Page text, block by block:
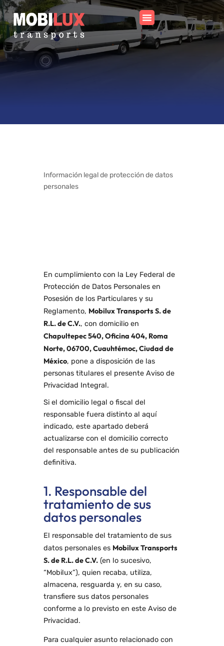
Información legal de protección de datos
personales
En cumplimiento con la Ley Federal de
Protección de Datos Personales en
Posesión de los Particulares y su
Reglamento, Mobilux Transports S. de
R.L. de C.V., con domicilio en
Chapultepec 540, Oficina 404, Roma
Norte, 06700, Cuauhtémoc, Ciudad de
México, pone a disposición de las
personas titulares el presente Aviso de
Privacidad Integral.
Si el domicilio legal o fiscal del
responsable fuera distinto al aquí
indicado, este apartado deberá
actualizarse con el domicilio correcto
del responsable antes de su publicación
definitiva.
1. Responsable del
tratamiento de sus
datos personales
El responsable del tratamiento de sus
datos personales es Mobilux Transports
S. de R.L. de C.V. (en lo sucesivo,
“Mobilux”), quien recaba, utiliza,
almacena, resguarda y, en su caso,
transfiere sus datos personales
conforme a lo previsto en este Aviso de
Privacidad.
Para cualquier asunto relacionado con